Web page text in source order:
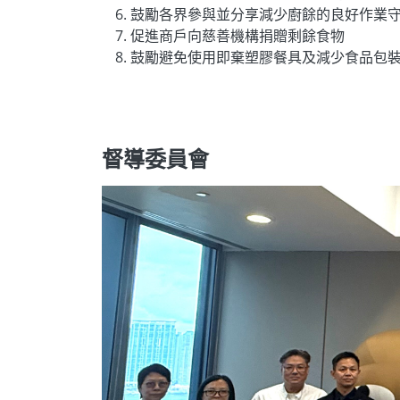
鼓勵各界參與並分享減少廚餘的良好作業
促進商戶向慈善機構捐贈剩餘食物
鼓勵避免使用即棄塑膠餐具及減少食品包
督導委員會